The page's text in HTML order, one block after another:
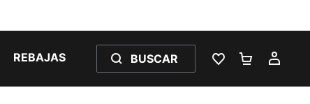
REBAJAS BUSCAR
LISTA DE